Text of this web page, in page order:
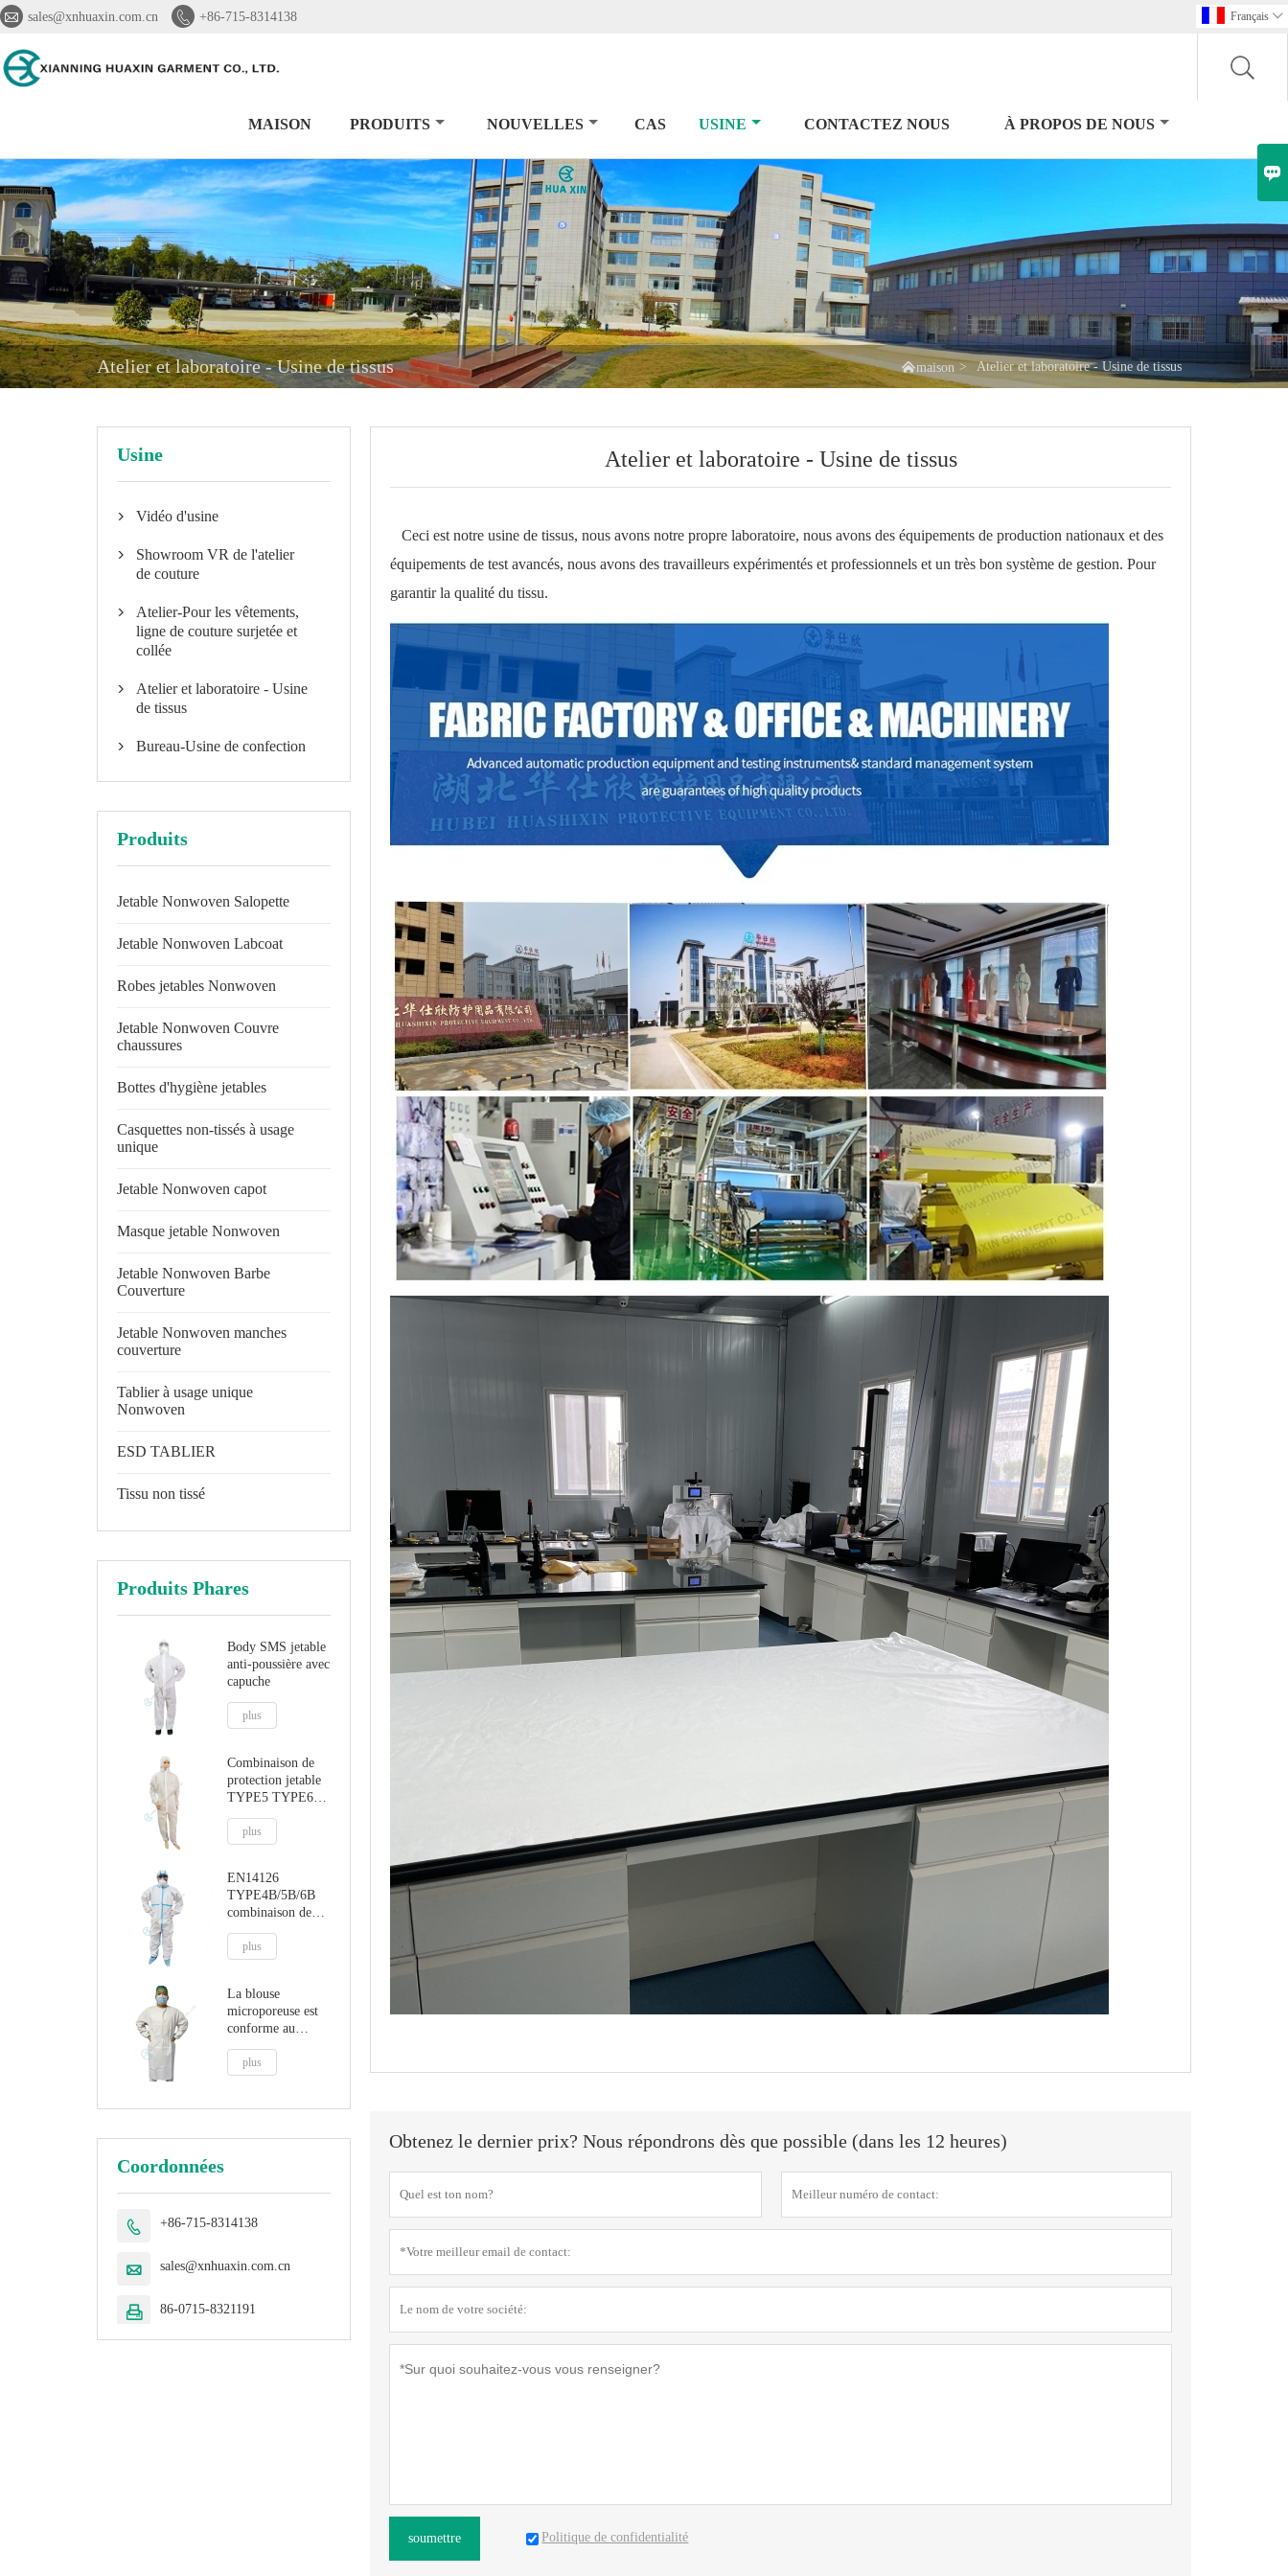
 sales@xnhuaxin.com.cn  +86-715-8314138 Français 
MAISON PRODUITS NOUVELLES CAS USINE CONTACTEZ NOUS À PROPOS DE NOUS
Atelier et laboratoire - Usine de tissus maison > Atelier et laboratoire - Usine de tissus
Usine
 Vidéo d'usine

Showroom VR de l'atelier
de couture

Atelier-Pour les vêtements,
ligne de couture surjetée et
collée

Atelier et laboratoire - Usine
de tissus
 Bureau-Usine de confection
Produits
Jetable Nonwoven Salopette
Jetable Nonwoven Labcoat
Robes jetables Nonwoven
Jetable Nonwoven Couvre
chaussures
Bottes d'hygiène jetables
Casquettes non-tissés à usage
unique
Jetable Nonwoven capot
Masque jetable Nonwoven
Jetable Nonwoven Barbe
Couverture
Jetable Nonwoven manches
couverture
Tablier à usage unique
Nonwoven
ESD TABLIER
Tissu non tissé
Produits Phares
Body SMS jetable
anti-poussière avec
capuche
plus
Combinaison de
protection jetable
TYPE5 TYPE6
plus
EN14126
TYPE4B/5B/6B
combinaison de
protection des
coutures scellées
plus
La blouse
microporeuse est
conforme au
sur les dispositifs
médicaux (UE)
plus
Coordonnées
 +86-715-8314138
 sales@xnhuaxin.com.cn
 86-0715-8321191
Atelier et laboratoire - Usine de tissus
Ceci est notre usine de tissus, nous avons notre propre laboratoire, nous avons des équipements de production nationaux et des
équipements de test avancés, nous avons des travailleurs expérimentés et professionnels et un très bon système de gestion. Pour
garantir la qualité du tissu.
Obtenez le dernier prix? Nous répondrons dès que possible (dans les 12 heures)
soumettre Politique de confidentialité
